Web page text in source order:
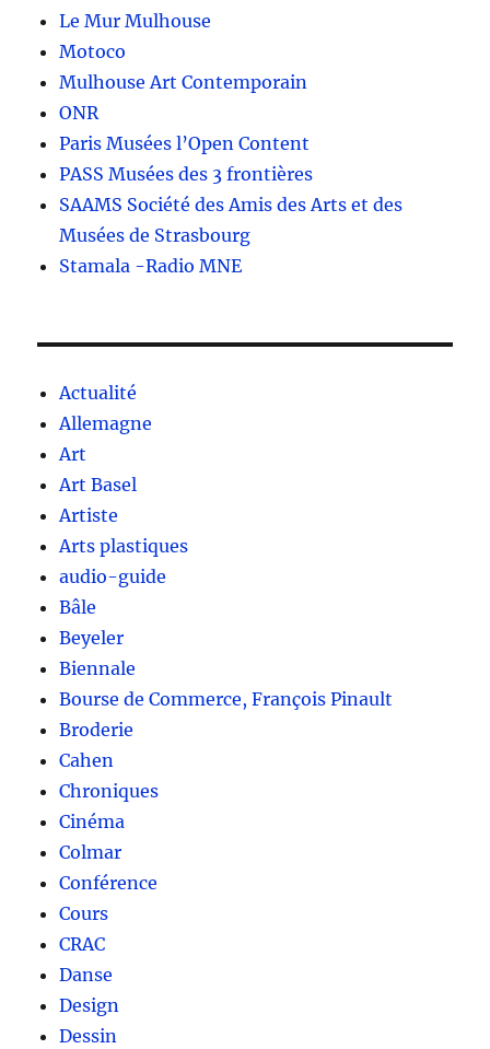
Le Mur Mulhouse
Motoco
Mulhouse Art Contemporain
ONR
Paris Musées l’Open Content
PASS Musées des 3 frontières
SAAMS Société des Amis des Arts et des
Musées de Strasbourg
Stamala -Radio MNE
Actualité
Allemagne
Art
Art Basel
Artiste
Arts plastiques
audio-guide
Bâle
Beyeler
Biennale
Bourse de Commerce, François Pinault
Broderie
Cahen
Chroniques
Cinéma
Colmar
Conférence
Cours
CRAC
Danse
Design
Dessin